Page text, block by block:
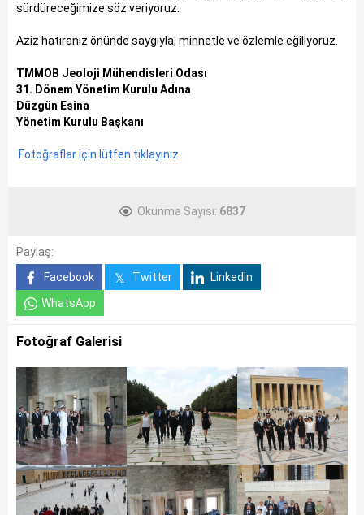
sürdüreceğimize söz veriyoruz.
Aziz hatıranız önünde saygıyla, minnetle ve özlemle eğiliyoruz.
TMMOB Jeoloji Mühendisleri Odası
31. Dönem Yönetim Kurulu Adına
Düzgün Esina
Yönetim Kurulu Başkanı
Fotoğraflar için lütfen tıklayınız
Okunma Sayısı: 6837
Paylaş:
Facebook
Twitter
LinkedIn
WhatsApp
Fotoğraf Galerisi